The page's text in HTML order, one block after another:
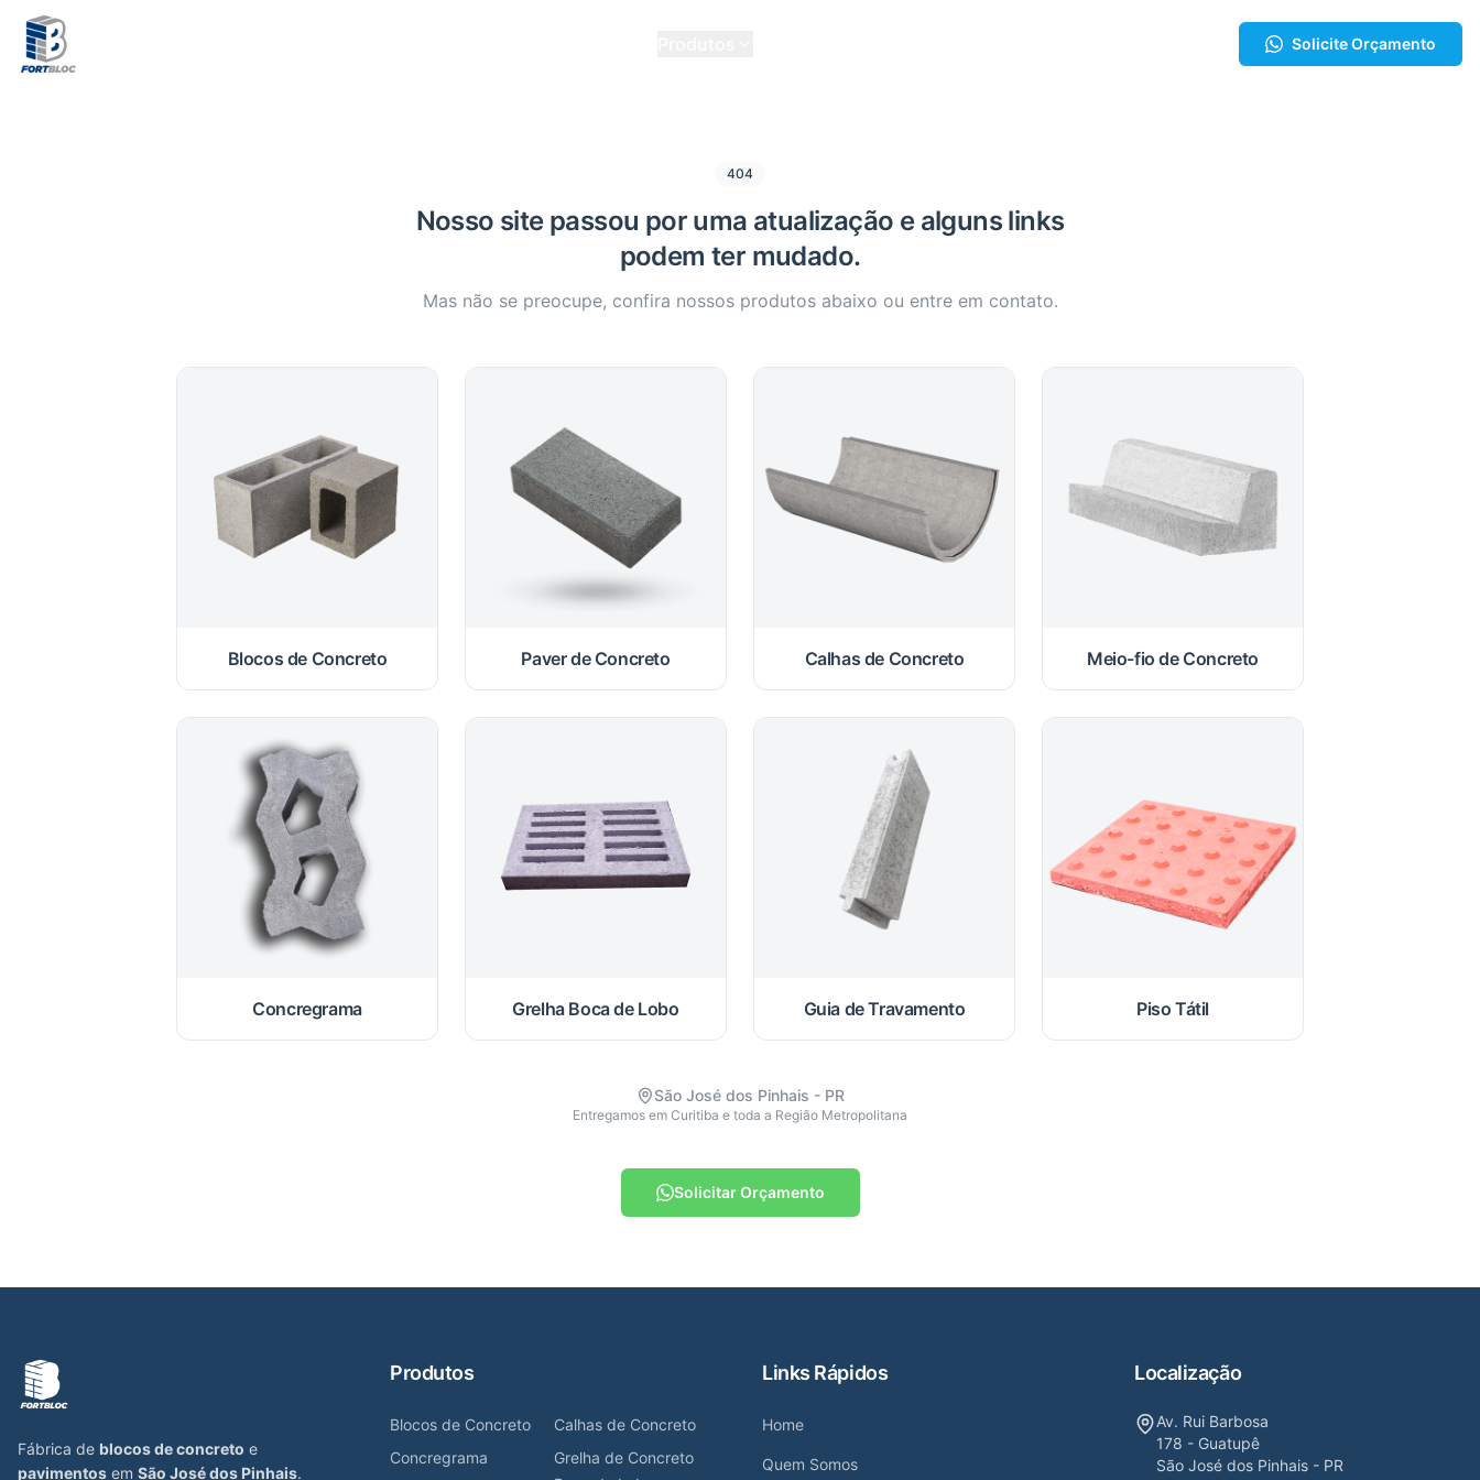
Solicite Orçamento
404
Nosso site passou por uma atualização e alguns links
podem ter mudado.
Mas não se preocupe, confira nossos produtos abaixo ou entre em contato.
Blocos de Concreto Paver de Concreto Calhas de Concreto Meio-fio de Concreto
Concregrama Grelha Boca de Lobo Guia de Travamento Piso Tátil
São José dos Pinhais - PR
Entregamos em Curitiba e toda a Região Metropolitana
Solicitar Orçamento
Fábrica de blocos de concreto e
pavimentos em São José dos Pinhais.
Produtos
Blocos de Concreto
Calhas de Concreto
Concregrama
Grelha de Concreto
Links Rápidos
Home
Quem Somos
Localização
Av. Rui Barbosa
178 - Guatupê
São José dos Pinhais - PR